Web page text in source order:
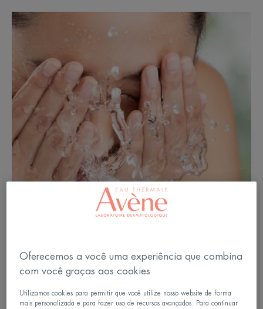
Oferecemos a você uma experiência que combina
com você graças aos cookies
Utilizamos cookies para permitir que você utilize nosso website de forma
mais personalizada e para fazer uso de recursos avançados. Para continuar